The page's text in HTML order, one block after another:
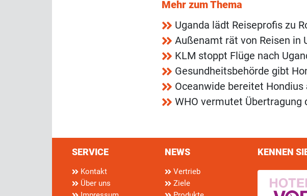
Mehr zum Thema
Uganda lädt Reiseprofis zu
Außenamt rät von Reisen in
KLM stoppt Flüge nach
Gesundheitsbehörde gibt
Oceanwide bereitet
WHO vermutet
SERVICE
Kontakt
Über uns
NEWS
Vertrieb
Ziele
KENNEN